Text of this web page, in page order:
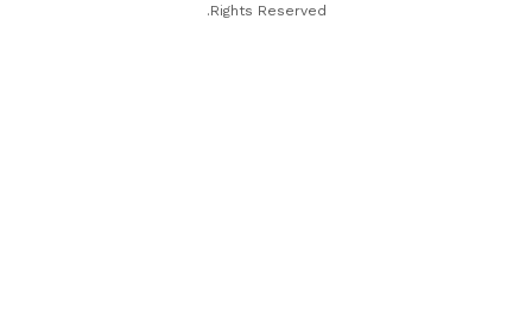
Rights Reserved.